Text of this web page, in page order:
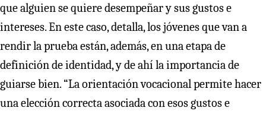
que alguien se quiere desempeñar y sus gustos e
intereses. En este caso, detalla, los jóvenes que van a
rendir la prueba están, además, en una etapa de
definición de identidad, y de ahí la importancia de
guiarse bien. “La orientación vocacional permite hacer
una elección correcta asociada con esos gustos e